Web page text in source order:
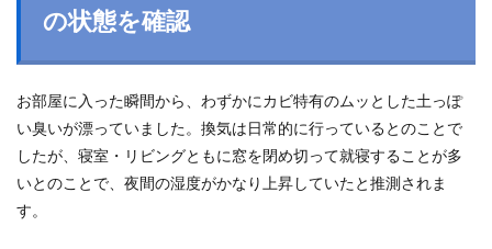
の状態を確認
お部屋に入った瞬間から、わずかにカビ特有のムッとした土っぽ
い臭いが漂っていました。換気は日常的に行っているとのことで
したが、寝室・リビングともに窓を閉め切って就寝することが多
いとのことで、夜間の湿度がかなり上昇していたと推測されま
す。